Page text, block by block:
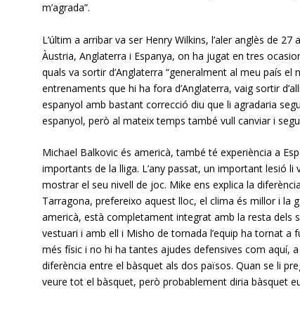
m’agrada”.
L’últim a arribar va ser Henry Wilkins, l’aler anglès de
Àustria, Anglaterra i Espanya, on ha jugat en tres
quals va sortir d’Anglaterra “generalment al meu país el
entrenaments que hi ha fora d’Anglaterra, vaig sortir
espanyol amb bastant correcció diu que li agradaria
espanyol, però al mateix temps també vull canviar i
Michael Balkovic és americà, també té experiència a
importants de la lliga. L’any passat, un important lesió
mostrar el seu nivell de joc. Mike ens explica la
Tarragona, prefereixo aquest lloc, el clima és millor i la
americà, està completament integrat amb la resta dels
vestuari i amb ell i Misho de tornada l’equip ha tornat a
més físic i no hi ha tantes ajudes defensives com aquí,
diferència entre el bàsquet als dos països. Quan se li
veure tot el bàsquet, però probablement diria bàsquet